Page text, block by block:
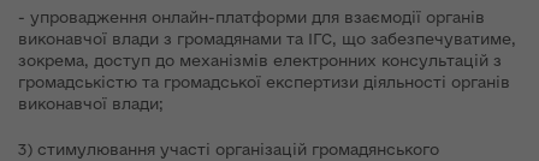
- упровадження онлайн-платформи для взаємодії органів
виконавчої влади з громадянами та ІГС, що забезпечуватиме,
зокрема, доступ до механізмів електронних консультацій з
громадськістю та громадської експертизи діяльності органів
виконавчої влади;
3) стимулювання участі організацій громадянського